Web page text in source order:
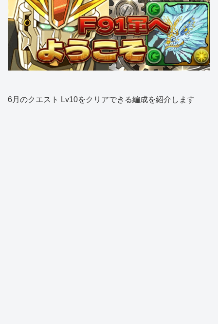
6月のクエスト Lv10をクリアできる編成を紹介します